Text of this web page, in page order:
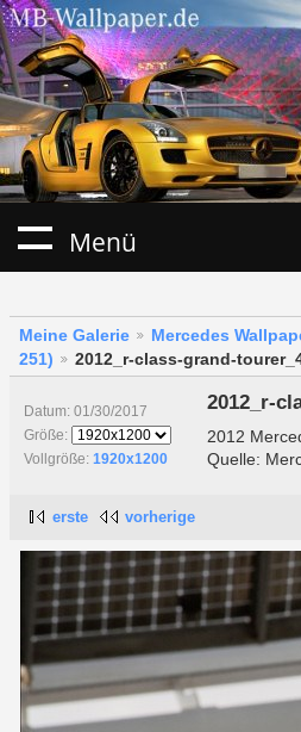
Menü
Meine Galerie Mercedes
251)
2012_r-class-grand-
Datum: 01/30/2017
Größe:
Vollgröße: 1920x1200
2012_r-
2012
Quelle:
erste vorherige